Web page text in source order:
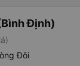
Định)
Đôi